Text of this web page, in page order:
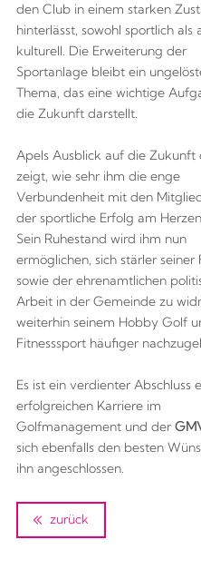
den Club in einem starken
hinterlässt, sowohl sportlich als
kulturell. Die Erweiterung der
Sportanlage bleibt ein
Thema, das eine wichtige
die Zukunft darstellt.
Apels Ausblick auf die Zukunft
zeigt, wie sehr ihm die enge
Verbundenheit mit den
der sportliche Erfolg am
Sein Ruhestand wird ihm nun
ermöglichen, sich stärler seiner
sowie der ehrenamtlichen
Arbeit in der Gemeinde zu
weiterhin seinem Hobby Golf
Fitnesssport häufiger
Es ist ein verdienter Abschluss
erfolgreichen Karriere im
Golfmanagement und der
sich ebenfalls den besten
ihn angeschlossen.
zurück